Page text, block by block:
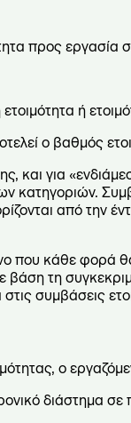
προς
ή
ο βαθμός
και για
κατηγοριών.
από την
που κάθε φορά
τη
συμβάσεις
ο
διάστημα